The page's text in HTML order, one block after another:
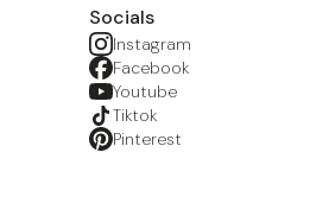
Socials
Instagram
Facebook
Youtube
Tiktok
Pinterest